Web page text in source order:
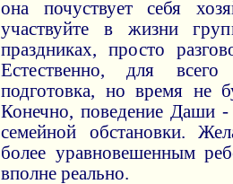
она почуствует себя
участвуйте в жизни
праздниках, просто
Естественно, для всего
подготовка, но время не
Конечно, поведение Даши
семейной обстановки.
более уравновешенным
вполне реально.